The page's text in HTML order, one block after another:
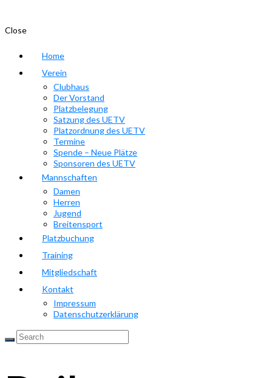
Close
Home
Verein
Clubhaus
Der Vorstand
Platzbelegung
Satzung des UETV
Platzordnung des UETV
Termine
Spende – Neue Plätze
Sponsoren des UETV
Mannschaften
Damen
Herren
Jugend
Breitensport
Platzbuchung
Training
Mitgliedschaft
Kontakt
Impressum
Datenschutzerklärung